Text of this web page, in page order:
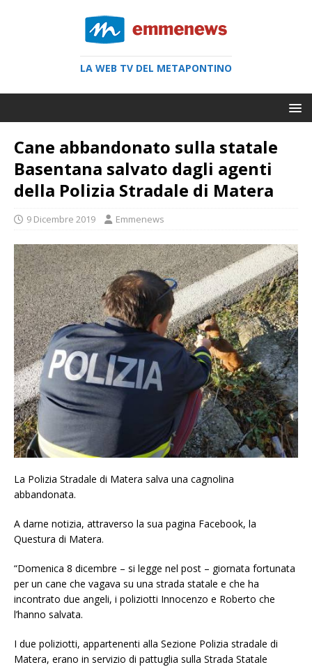
LA WEB TV DEL METAPONTINO
Cane abbandonato sulla statale
Basentana salvato dagli agenti
della Polizia Stradale di Matera
9 Dicembre 2019 Emmenews
La Polizia Stradale di Matera salva una cagnolina
abbandonata.
A darne notizia, attraverso la sua pagina Facebook, la
Questura di Matera.
“Domenica 8 dicembre – si legge nel post – giornata fortunata
per un cane che vagava su una strada statale e che ha
incontrato due angeli, i poliziotti Innocenzo e Roberto che
l’hanno salvata.
I due poliziotti, appartenenti alla Sezione Polizia stradale di
Matera, erano in servizio di pattuglia sulla Strada Statale